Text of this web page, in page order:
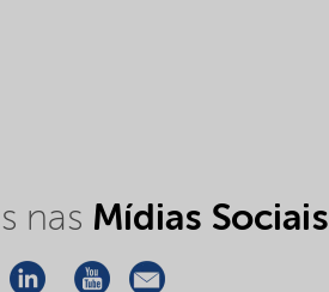
nas Mídias Sociais